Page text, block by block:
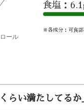
食塩：
※各成分：可食部
らい満たしてるか